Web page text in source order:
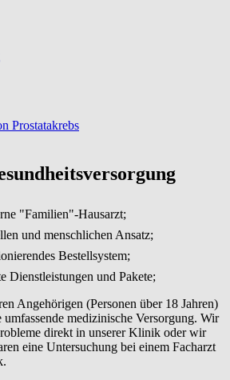
Prostatakrebs
"Familien"-Hausarzt;
und menschlichen Ansatz;
Bestellsystem;
Dienstleistungen und Pakete;
Angehörigen (Personen über 18 Jahren)
umfassende medizinische Versorgung. Wir
direkt in unserer Klinik oder wir
eine Untersuchung bei einem Facharzt